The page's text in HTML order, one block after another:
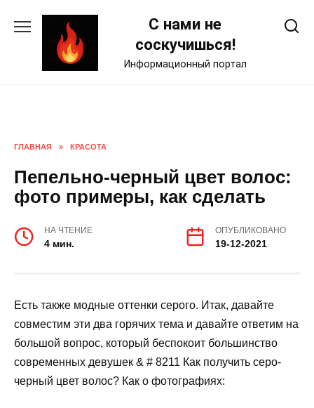
С нами не
соскучишься!
Информационный портал
ГЛАВНАЯ » КРАСОТА
Пепельно-черный цвет волос:
фото примеры, как сделать
НА ЧТЕНИЕ
4 мин.
ОПУБЛИКОВАНО
19-12-2021
Есть также модные оттенки серого. Итак, давайте
совместим эти два горячих тема и давайте ответим на
большой вопрос, который беспокоит большинство
современных девушек & # 8211 Как получить серо-
черный цвет волос? Как о фотографиях: